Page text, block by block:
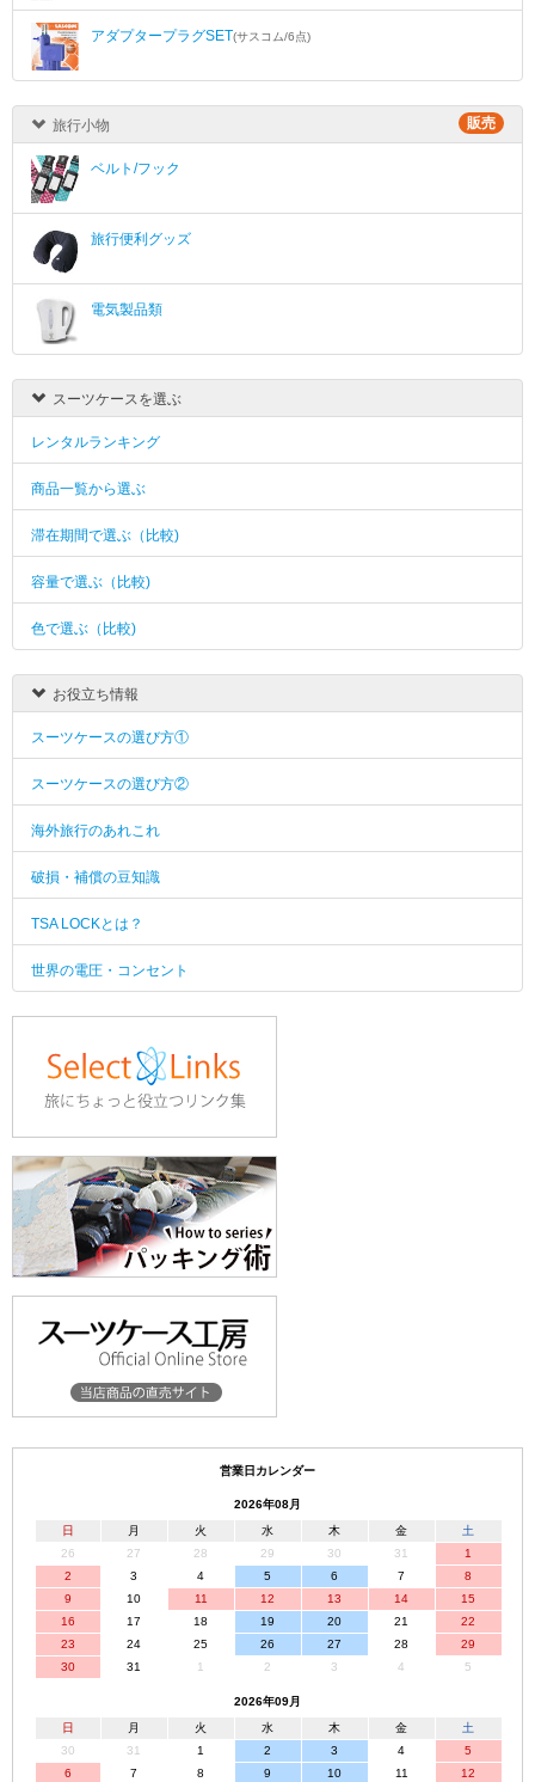
アダプタープラグSET(サスコム/6点)
旅行小物 販売
ベルト/フック
旅行便利グッズ
電気製品類
スーツケースを選ぶ
レンタルランキング
商品一覧から選ぶ
滞在期間で選ぶ（比較)
容量で選ぶ（比較)
色で選ぶ（比較)
お役立ち情報
スーツケースの選び方①
スーツケースの選び方②
海外旅行のあれこれ
破損・補償の豆知識
TSA LOCKとは？
世界の電圧・コンセント
営業日カレンダー
2026年08月
日
月 火 水 木 金
土
26
27 28 29 30 31
1
2
3 4 5 6 7
8
9
10 11 12 13 14
15
16
17 18 19 20 21
22
23
24 25 26 27 28
29
30
31 1 2 3 4 5
2026年09月
日
月 火 水 木 金
土
30
31 1 2 3 4
5
6
7 8 9 10 11 12